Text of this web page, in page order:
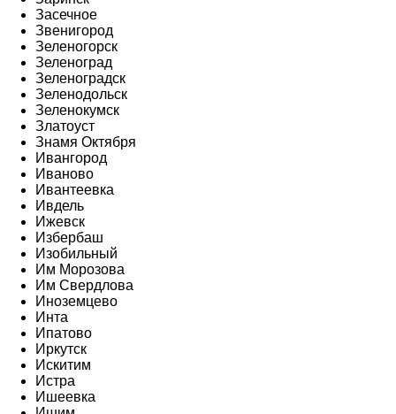
Засечное
Звенигород
Зеленогорск
Зеленоград
Зеленоградск
Зеленодольск
Зеленокумск
Златоуст
Знамя Октября
Ивангород
Иваново
Ивантеевка
Ивдель
Ижевск
Избербаш
Изобильный
Им Морозова
Им Свердлова
Иноземцево
Инта
Ипатово
Иркутск
Искитим
Истра
Ишеевка